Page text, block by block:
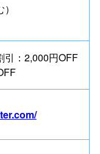
引：2,000円OFF